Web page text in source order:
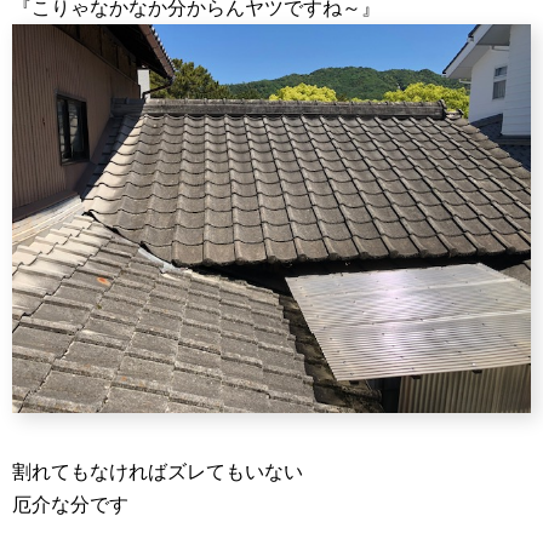
『こりゃなかなか分からんヤツですね～』
割れてもなければズレてもいない
厄介な分です